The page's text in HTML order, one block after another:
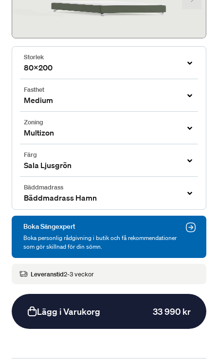
Storlek
80x200
Fasthet
Medium
Zoning
Multizon
Färg
Sala Ljusgrön
Bäddmadrass
Bäddmadrass Hamn
Boka Sängexpert
Boka personlig rådgivning i butik och få rekommendationer
som gör skillnad för din sömn.
Leveranstid2-3 veckor
Lägg i Varukorg 33 990 kr